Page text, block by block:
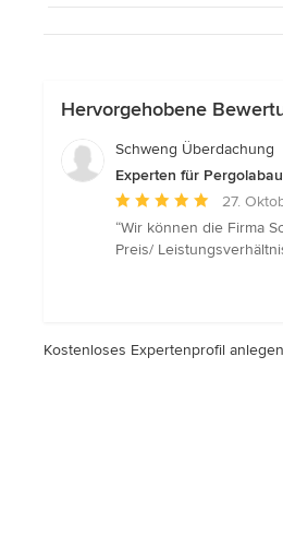
Hervorgehobene
Schweng Überdachung
Experten für
Durchschnittliche
Bewertung:
5
27.
“Wir können die Firma
Preis/
Kostenloses Expertenprofil